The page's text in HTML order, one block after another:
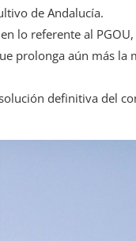
de Andalucía.
lo referente al
prolonga aún más
definitiva del